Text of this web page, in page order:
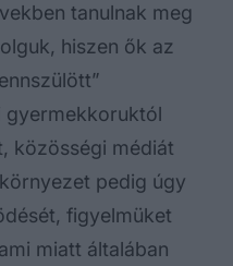
tanulnak meg
hiszen ők az
gyermekkoruktól
közösségi médiát
pedig úgy
figyelmüket
miatt általában